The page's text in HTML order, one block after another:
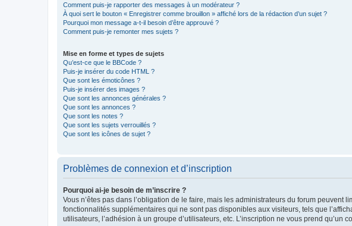
Comment puis-je rapporter des messages à un modérateur ?
À quoi sert le bouton « Enregistrer comme brouillon » affiché lors de la rédaction d’un sujet ?
Pourquoi mon message a-t-il besoin d’être approuvé ?
Comment puis-je remonter mes sujets ?
Mise en forme et types de sujets
Qu’est-ce que le BBCode ?
Puis-je insérer du code HTML ?
Que sont les émoticônes ?
Puis-je insérer des images ?
Que sont les annonces générales ?
Que sont les annonces ?
Que sont les notes ?
Que sont les sujets verrouillés ?
Que sont les icônes de sujet ?
Problèmes de connexion et d’inscription
Pourquoi ai-je besoin de m’inscrire ?
Vous n’êtes pas dans l’obligation de le faire, mais les administrateurs du forum
fonctionnalités supplémentaires qui ne sont pas disponibles aux visiteurs, tels que
utilisateurs, l’adhésion à un groupe d’utilisateurs, etc. L’inscription ne vous prend qu’un